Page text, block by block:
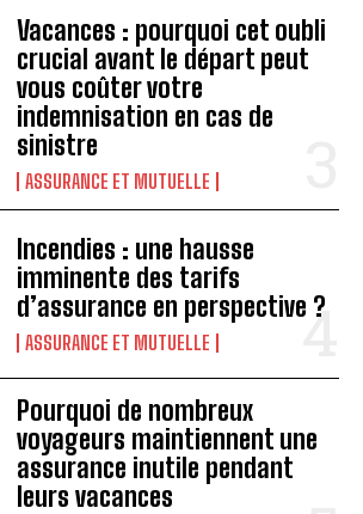
Vacances : pourquoi cet oubli
crucial avant le départ peut
vous coûter votre
indemnisation en cas de
sinistre
ASSURANCE ET MUTUELLE
Incendies : une hausse
imminente des tarifs
d’assurance en perspective ?
ASSURANCE ET MUTUELLE
Pourquoi de nombreux
voyageurs maintiennent une
assurance inutile pendant
leurs vacances